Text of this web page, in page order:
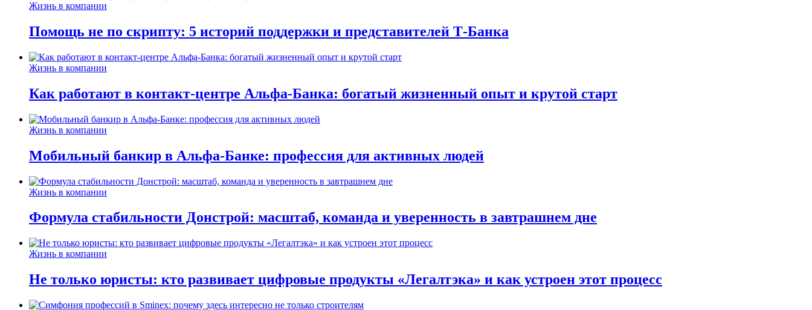
Жизнь в компании
Помощь не по скрипту: 5 историй поддержки и представителей Т-Банка
Жизнь в компании
Как работают в контакт-центре Альфа-Банка: богатый жизненный опыт и крутой старт
Жизнь в компании
Мобильный банкир в Альфа-Банке: профессия для активных людей
Жизнь в компании
Формула стабильности Донстрой: масштаб, команда и уверенность в завтрашнем дне
Жизнь в компании
Не только юристы: кто развивает цифровые продукты «Легалтэка» и как устроен этот процесс